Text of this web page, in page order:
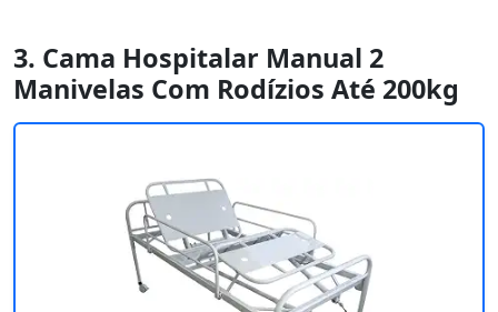
3. Cama Hospitalar Manual 2
Manivelas Com Rodízios Até 200kg